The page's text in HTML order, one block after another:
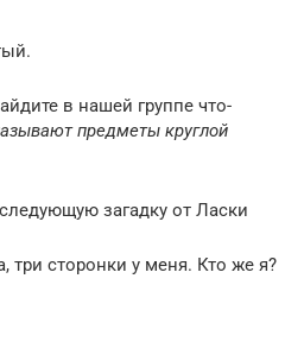
в нашей группе что-
предметы круглой
загадку от Ласки
три сторонки у меня. Кто же я?